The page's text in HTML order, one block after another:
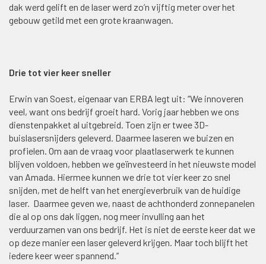
dak werd gelift en de laser werd zo’n vijftig meter over het
gebouw getild met een grote kraanwagen.
Drie tot vier keer sneller
Erwin van Soest, eigenaar van ERBA legt uit: “We innoveren
veel, want ons bedrijf groeit hard. Vorig jaar hebben we ons
dienstenpakket al uitgebreid. Toen zijn er twee 3D-
buislasersnijders geleverd. Daarmee laseren we buizen en
profielen. Om aan de vraag voor plaatlaserwerk te kunnen
blijven voldoen, hebben we geïnvesteerd in het nieuwste model
van Amada. Hiermee kunnen we drie tot vier keer zo snel
snijden, met de helft van het energieverbruik van de huidige
laser. Daarmee geven we, naast de achthonderd zonnepanelen
die al op ons dak liggen, nog meer invulling aan het
verduurzamen van ons bedrijf. Het is niet de eerste keer dat we
op deze manier een laser geleverd krijgen. Maar toch blijft het
iedere keer weer spannend.”